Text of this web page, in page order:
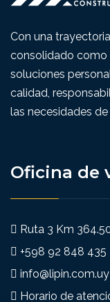
Con una
consolidado como
soluciones
calidad,
las necesidades
Oficina de
Ruta 3 Km
+598 92 848 435
info@lipin.com.uy
Horario de